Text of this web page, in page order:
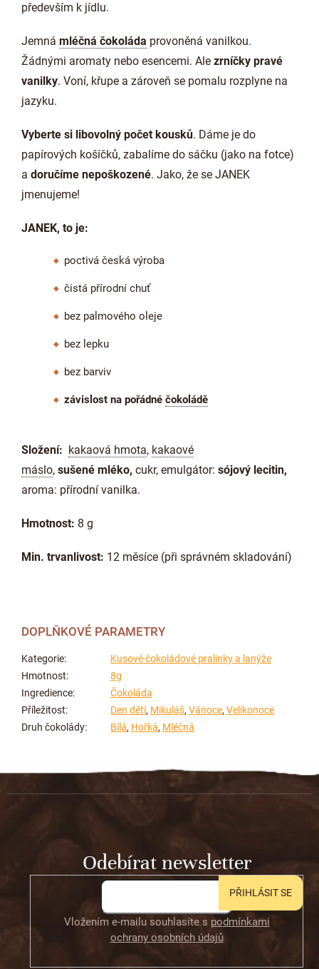
především k jídlu.
Jemná mléčná čokoláda provoněná vanilkou.
Žádnými aromaty nebo esencemi. Ale zrníčky pravé
vanilky. Voní, křupe a zároveň se pomalu rozplyne na
jazyku.
Vyberte si libovolný počet kousků. Dáme je do
papírových košíčků, zabalíme do sáčku (jako na fotce)
a doručíme nepoškozené. Jako, že se JANEK
jmenujeme!
JANEK, to je:
poctivá česká výroba
čistá přírodní chuť
bez palmového oleje
bez lepku
bez barviv
závislost na pořádné čokoládě
Složení: kakaová hmota, kakaové
máslo, sušené mléko, cukr, emulgátor: sójový lecitin,
aroma: přírodní vanilka.
Hmotnost: 8 g
Min. trvanlivost: 12 měsíce (při správném skladování)
DOPLŇKOVÉ PARAMETRY
Kategorie:
Kusové čokoládové pralinky a lanýže
Hmotnost:
8g
Ingredience:
Čokoláda
Příležitost: Den dětí, Mikuláš, Vánoce, Velikonoce
Druh čokolády: Bílá, Hořká, Mléčná
Z
Odebírat newsletter
Vložením e-mailu souhlasíte s podmínkami
ochrany osobních údajů
PŘIHLÁSIT SE